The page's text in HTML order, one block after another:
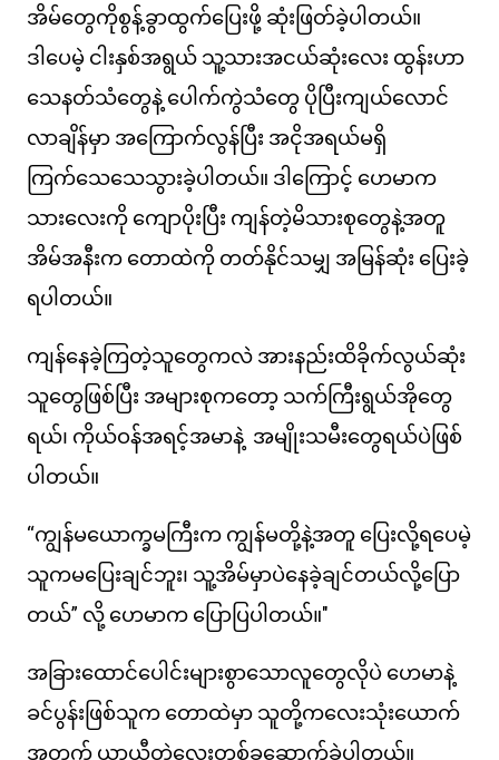
အိမ်တွေကိုစွန့်ခွာထွက်ပြေးဖို့ ဆုံးဖြတ်ခဲ့ပါတယ်။
ဒါပေမဲ့ ငါးနှစ်အရွယ် သူ့သားအငယ်ဆုံးလေး ထွန်းဟာ
သေနတ်သံတွေနဲ့ ပေါက်ကွဲသံတွေ ပိုပြီးကျယ်လောင်
လာချိန်မှာ အကြောက်လွန်ပြီး အငိုအရယ်မရှိ
ကြက်သေသေသွားခဲ့ပါတယ်။ ဒါကြောင့် ဟေမာက
သားလေးကို ကျောပိုးပြီး ကျန်တဲ့မိသားစုတွေနဲ့အတူ
အိမ်အနီးက တောထဲကို တတ်နိုင်သမျှ အမြန်ဆုံး ပြေးခဲ့
ရပါတယ်။
ကျန်နေခဲ့ကြတဲ့သူတွေကလဲ အားနည်းထိခိုက်လွယ်ဆုံး
သူတွေဖြစ်ပြီး အများစုကတော့ သက်ကြီးရွယ်အိုတွေ
ရယ်၊ ကိုယ်ဝန်အရင့်အမာနဲ့ အမျိုးသမီးတွေရယ်ပဲဖြစ်
ပါတယ်။
“ကျွန်မယောက္ခမကြီးက ကျွန်မတို့နဲ့အတူ ပြေးလို့ရပေမဲ့
သူကမပြေးချင်ဘူး၊ သူ့အိမ်မှာပဲနေခဲ့ချင်တယ်လို့ပြော
တယ်” လို့ ဟေမာက ပြောပြပါတယ်။"
အခြားထောင်ပေါင်းများစွာသောလူတွေလိုပဲ ဟေမာနဲ့
ခင်ပွန်းဖြစ်သူက တောထဲမှာ သူတို့ကလေးသုံးယောက်
အတွက် ယာယီတဲလေးတစ်ခုဆောက်ခဲ့ပါတယ်။